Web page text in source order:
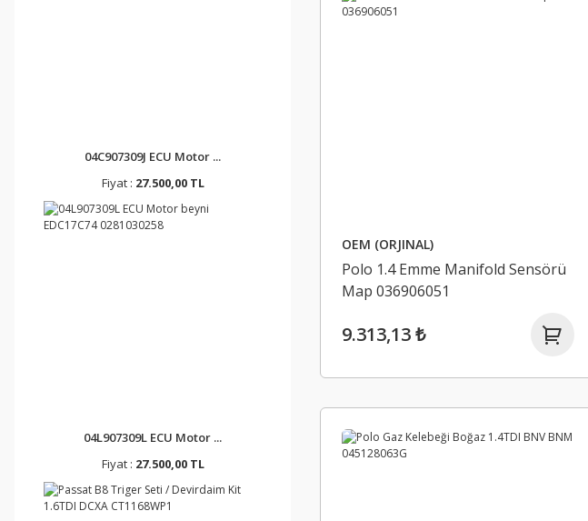
04C907309J ECU Motor ...
Fiyat : 27.500,00 TL
04L907309L ECU Motor ...
Fiyat : 27.500,00 TL
OEM (ORJINAL)
Polo 1.4 Emme Manifold Sensörü
Map 036906051
9.313,13 ₺